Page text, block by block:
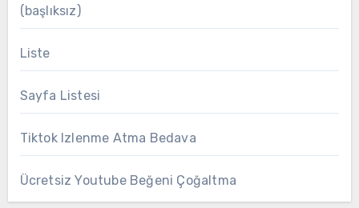
(başlıksız)
Liste
Sayfa Listesi
Tiktok Izlenme Atma Bedava
Ücretsiz Youtube Beğeni Çoğaltma